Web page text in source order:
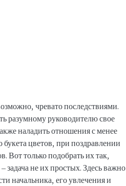
чревато последствиями.
разумному руководителю свое
наладить отношения с менее
цветов, при поздравлении
Вот только подобрать их так,
не их простых. Здесь важно
начальника, его увлечения и